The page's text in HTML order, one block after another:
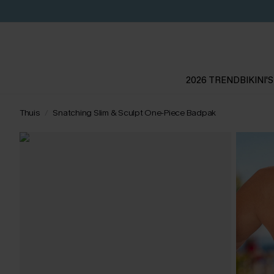
2026 TRENDBIKINI'S
Thuis Snatching Slim & Sculpt One-Piece Badpak